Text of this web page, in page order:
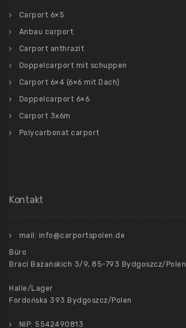
Carport 6×5
Anbau carport
Carport anthrazit
Doppelcarport mit schuppen
Carport 6×4 (6×6 mit Dach)
Doppelcarport 6×6
Carport 3x6m
Polycarbonat carport
Kontakt
mail: info@carportspolen.de
Büro
Braci Bażańskich 3/9, 85-793 Bydgoszcz/Polen
Halle/Lager
Fordońska 393 Bydgoszcz/Polen
NIP: 5542490813